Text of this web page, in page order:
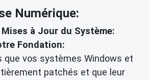
Numérique:
à Jour du Système:
Fondation:
que vos systèmes Windows et
patchés et que leur